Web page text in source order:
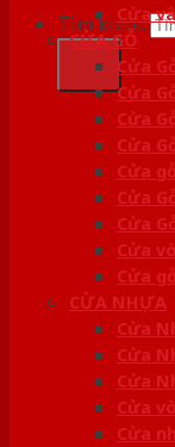
Tìm kiếm:
Cửa
CỬA GỖ
Cửa
Cửa
Cửa
Cửa
Cửa
Cửa
Cửa
Cửa
Cửa
CỬA NHỰA
Cửa
Cửa
Cửa
Cửa
Cửa